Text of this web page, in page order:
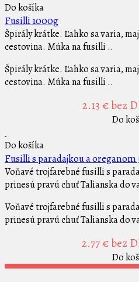
Do košíka
Fusilli 1000g
Špirály krátke. Ľahko sa varia,
cestovina. Múka na fusilli ..
Špirály krátke. Ľahko sa varia,
cestovina. Múka na fusilli ..
2.13 €bez
Do
Do košíka
Fusilli s paradajkou a oreganom
Voňavé trojfarebné fusilli s
prinesú pravú chuť Talianska do
Voňavé trojfarebné fusilli s
prinesú pravú chuť Talianska do
2.77 €bez
Do